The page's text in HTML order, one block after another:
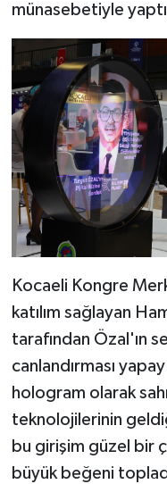
münasebetiyle
Kocaeli Kongre
katılım sağlayan
tarafından Özal'ın
canlandırması
hologram olarak
teknolojilerinin
bu girişim güzel bir
büyük beğeni